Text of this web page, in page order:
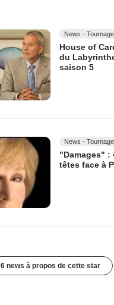
News -
House of
du
saison 5
News -
"Damages" :
têtes face à
6 news à propos de cette star